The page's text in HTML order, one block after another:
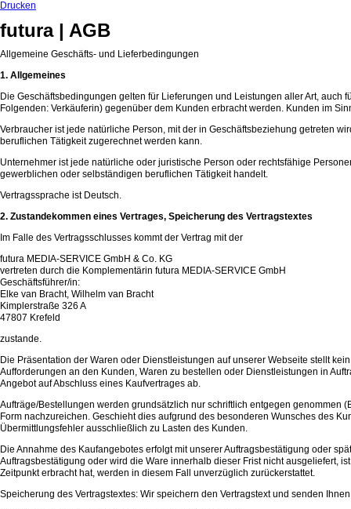
Drucken
futura | AGB
Allgemeine Geschäfts- und Lieferbedingungen
1. Allgemeines
Die Geschäftsbedingungen gelten für Lieferungen und Leistungen aller Art, auch
Folgenden: Verkäuferin) gegenüber dem Kunden erbracht werden. Kunden im
Verbraucher ist jede natürliche Person, mit der in Geschäftsbeziehung getreten
beruflichen Tätigkeit zugerechnet werden kann.
Unternehmer ist jede natürliche oder juristische Person oder rechtsfähige
gewerblichen oder selbständigen beruflichen Tätigkeit handelt.
Vertragssprache ist Deutsch.
2. Zustandekommen eines Vertrages, Speicherung des Vertragstextes
Im Falle des Vertragsschlusses kommt der Vertrag mit der
futura MEDIA-SERVICE GmbH & Co. KG
vertreten durch die Komplementärin futura MEDIA-SERVICE GmbH
Geschäftsführer/in:
Elke van Bracht, Wilhelm van Bracht
Kimplerstraße 326 A
47807 Krefeld
zustande.
Die Präsentation der Waren oder Dienstleistungen auf unserer Webseite stellt
Aufforderungen an den Kunden, Waren zu bestellen oder Dienstleistungen in
Angebot auf Abschluss eines Kaufvertrages ab.
Aufträge/Bestellungen werden grundsätzlich nur schriftlich entgegen genommen
Form nachzureichen. Geschieht dies aufgrund des besonderen Wunsches des
Übermittlungsfehler ausschließlich zu Lasten des Kunden.
Die Annahme des Kaufangebotes erfolgt mit unserer Auftragsbestätigung oder
Auftragsbestätigung oder wird die Ware innerhalb dieser Frist nicht ausgeliefert,
Zeitpunkt erbracht hat, werden in diesem Fall unverzüglich zurückerstattet.
Speicherung des Vertragstextes: Wir speichern den Vertragstext und senden